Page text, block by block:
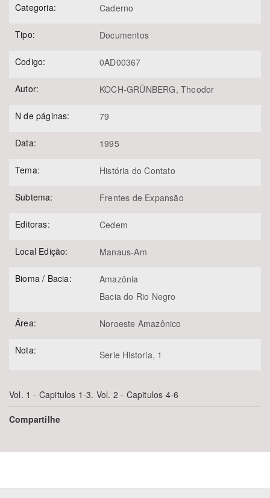
Categoria: Caderno
Tipo: Documentos
Codigo: 0AD00367
Autor: KOCH-GRÜNBERG, Theodor
N de páginas: 79
Data: 1995
Tema: História do Contato
Subtema: Frentes de Expansão
Editoras: Cedem
Local Edição: Manaus-Am
Bioma / Bacia:
Amazônia
Bacia do Rio Negro
Área: Noroeste Amazônico
Nota: Serie Historia, 1
Vol. 1 - Capitulos 1-3. Vol. 2 - Capitulos 4-6
Compartilhe